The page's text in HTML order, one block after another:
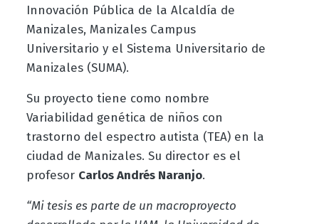
Innovación Pública de la Alcaldía de
Manizales, Manizales Campus
Universitario y el Sistema Universitario de
Manizales (SUMA).
Su proyecto tiene como nombre
Variabilidad genética de niños con
trastorno del espectro autista (TEA) en la
ciudad de Manizales. Su director es el
profesor Carlos Andrés Naranjo.
“Mi tesis es parte de un macroproyecto